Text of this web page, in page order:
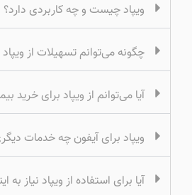
ویپاد چیست و چه کاربردی دارد؟
چگونه می‌توانم تسهیلات از
آیا می‌توانم از ویپاد برای خرید
ویپاد برای آیفون چه خدمات
آیا برای استفاده از ویپاد نیاز